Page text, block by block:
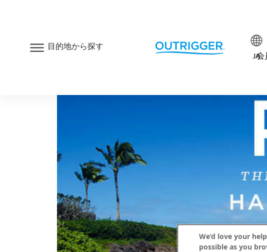
目的地から探す
JA会
We’d love your
possible as you